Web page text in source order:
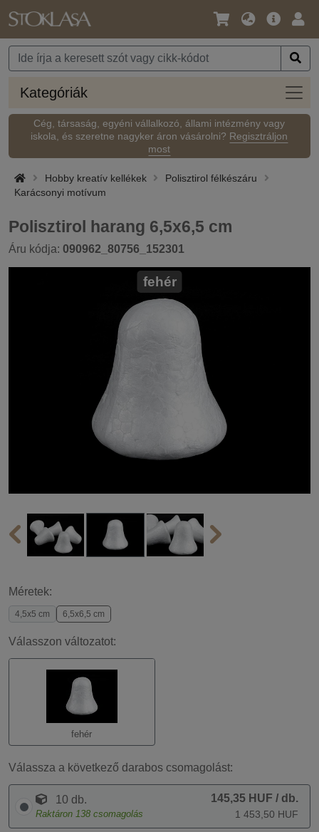
Nyelv
Pénznem
Fő
Kategóriák
Cég, társaság, egyéni vállalkozó, állami intézmény vagy
iskola, és szeretne nagyker áron vásárolni? Regisztráljon
most
Hobby kreatív kellékek
Polisztirol félkészáru
Karácsonyi motívum
Polisztirol harang 6,5x6,5 cm
Áru kódja: 090962_80756_152301
fehér
Méretek:
4,5x5 cm 6,5x6,5 cm
Válasszon változatot:
fehér
Válassza a következő darabos csomagolást:
10 db.
Raktáron 138 csomagolás
145,35 HUF / db.
1 453,50 HUF